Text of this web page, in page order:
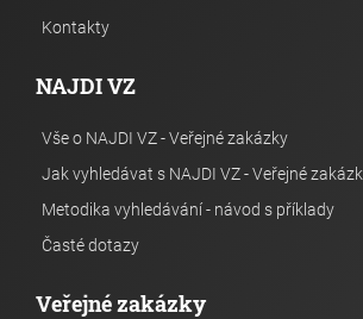
Kontakty
NAJDI VZ
Vše o NAJDI VZ - Veřejné zakázky
Jak vyhledávat s NAJDI VZ - Veřejné
Metodika vyhledávání - návod s příklady
Časté dotazy
Veřejné zakázky